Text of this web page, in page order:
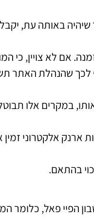
באותה עת,
אם לא צויין, כי
שהנהלת האתר
במקרים אלו
ארנק אלקטרוני
בהתאם.
הפיי פאל, כלומר